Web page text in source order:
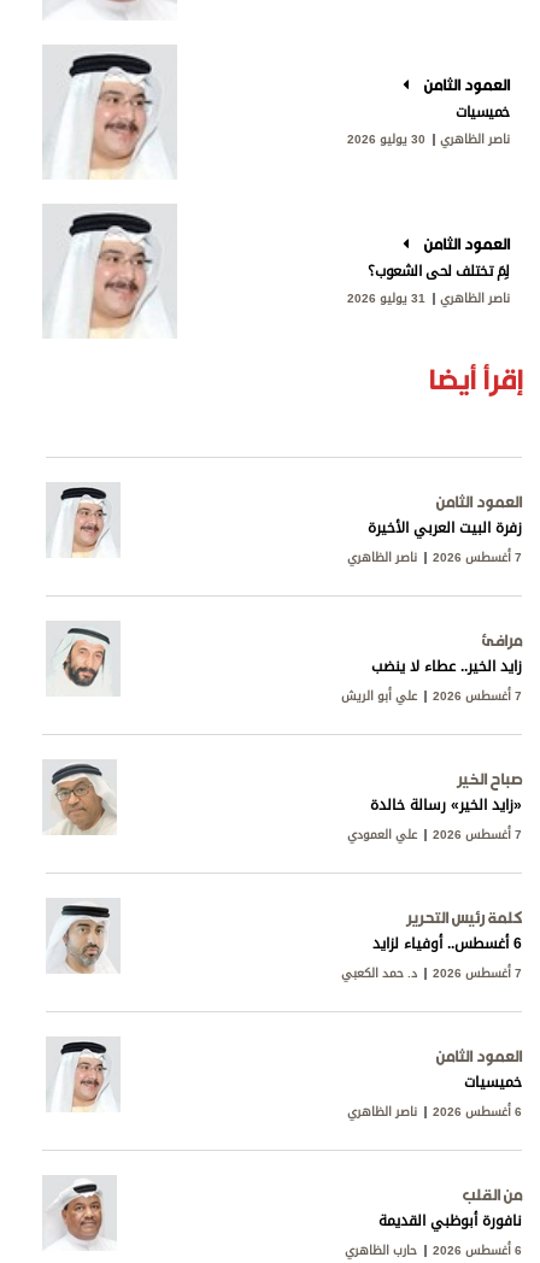
العمود الثامن
خميسيات
ناصر الظاهري 30 يوليو 2026
العمود الثامن
لِمَ تختلف لحى الشعوب؟
ناصر الظاهري 31 يوليو 2026
إقرأ أيضا
العمود الثامن
زفرة البيت العربي الأخيرة
7 أغسطس 2026 ناصر الظاهري
مرافئ
زايد الخير.. عطاء لا ينضب
7 أغسطس 2026 علي أبو الريش
صباح الخير
«زايد الخير» رسالة خالدة
7 أغسطس 2026 علي العمودي
كلمة رئيس التحرير
6 أغسطس.. أوفياء لزايد
7 أغسطس 2026 د. حمد الكعبي
العمود الثامن
خميسيات
6 أغسطس 2026 ناصر الظاهري
من القلب
نافورة أبوظبي القديمة
6 أغسطس 2026 حارب الظاهري